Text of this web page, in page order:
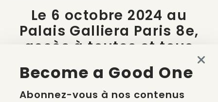
Le 6 octobre 2024 au
Palais Galliera Paris 8e,
accès à toutes et tous
sur inscription
Become a Good One
Abonnez-vous à nos contenus